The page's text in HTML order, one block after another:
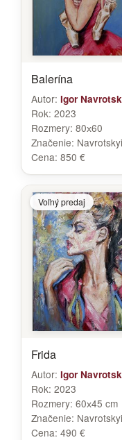
Balerína
Autor: Igor
Rok: 2023
Rozmery: 80х60
Značenie: Navrotskyi
Cena: 850 €
Voľný predaj
Frida
Autor: Igor
Rok: 2023
Rozmery: 60х45 cm
Značenie: Navrotskyi
Cena: 490 €